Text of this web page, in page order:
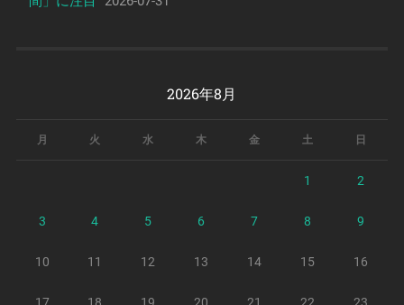
2026年8月
月 火 水 木 金 土 日
1 2
3 4 5 6 7 8 9
10 11 12 13 14 15 16
17 18 19 20 21 22 23